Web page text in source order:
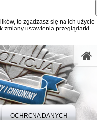
to zgadzasz się na ich użycie
zmiany ustawienia przeglądarki
OCHRONA DANYCH